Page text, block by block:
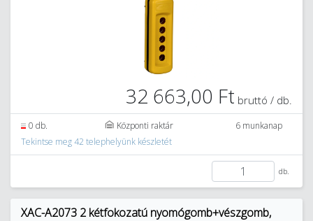
32 663,00 Ft bruttó / db.
0 db. Központi raktár
6 munkanap
Tekintse meg 42 telephelyünk készletét
db.
XAC-A2073 2 kétfokozatú nyomógomb+vészgomb,